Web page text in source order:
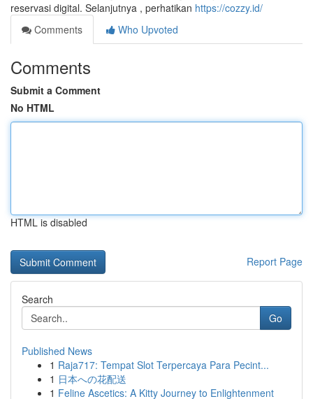
reservasi digital. Selanjutnya , perhatikan https://cozzy.id/
Comments
Who Upvoted
Comments
Submit a Comment
No HTML
HTML is disabled
Report Page
Search
Go
Published News
1 Raja717: Tempat Slot Terpercaya Para Pecint...
1 日本への花配送
1 Feline Ascetics: A Kitty Journey to Enlightenment